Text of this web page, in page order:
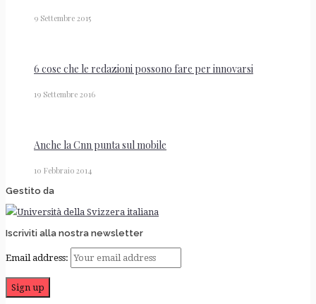
9 Settembre 2015
6 cose che le redazioni possono fare per innovarsi
19 Settembre 2016
Anche la Cnn punta sul mobile
10 Febbraio 2014
Gestito da
Iscriviti alla nostra newsletter
Email address: